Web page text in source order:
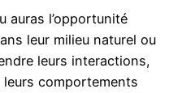
auras l’opportunité
leur milieu naturel ou
leurs interactions,
comportements